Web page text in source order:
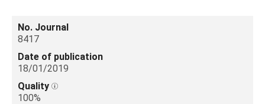
No. Journal
8417
Date of publication
18/01/2019
Quality
100%